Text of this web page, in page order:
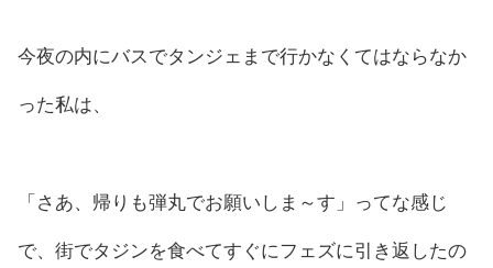
今夜の内にバスでタンジェまで行かなくてはならなか
った私は、
「さあ、帰りも弾丸でお願いしま～す」ってな感じ
で、街でタジンを食べてすぐにフェズに引き返したの